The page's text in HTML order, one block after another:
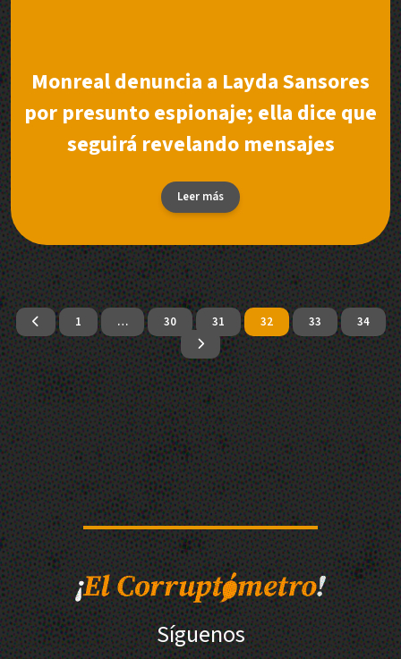
Monreal denuncia a Layda Sansores
por presunto espionaje; ella dice que
seguirá revelando mensajes
Leer más
1 … 30 31 32 33 34
Síguenos